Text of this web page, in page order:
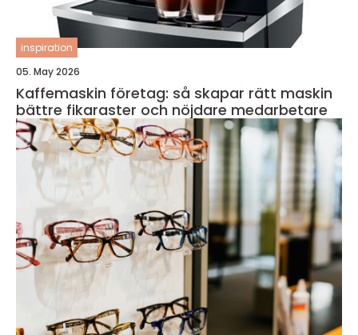
inspiration
05. May 2026
Kaffemaskin företag: så skapar rätt maskin
bättre fikaraster och nöjdare medarbetare